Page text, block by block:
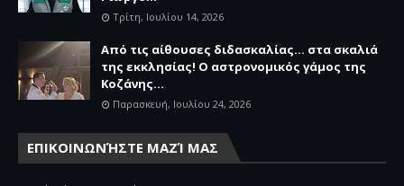
Τρίτη, Ιουλίου 14, 2026
Από τις αίθουσες διδασκαλίας… στα σκαλιά
της εκκλησίας! Ο αστρονομικός γάμος της
Κοζάνης...
Παρασκευή, Ιουλίου 24, 2026
ΕΠΙΚΟΙΝΩΝΉΣΤΕ ΜΑΖΊ ΜΑΣ